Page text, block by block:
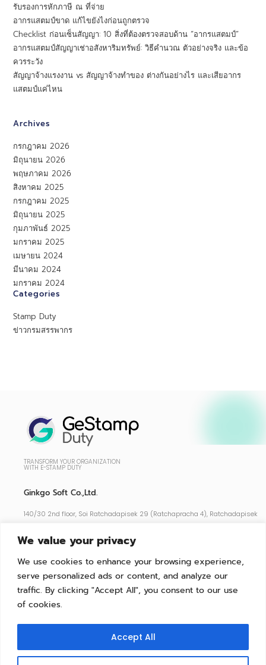
We value your privacy
We use cookies to enhance your browsing experience,
serve personalized ads or content, and analyze our
traffic. By clicking "Accept All", you consent to our use
of cookies.
Accept All
รับรองการหักภาษี ณ ที่จ่าย
อากรแสตมป์ขาด แก้ไขยังไงก่อนถูกตรวจ
Checklist ก่อนเซ็นสัญญา: 10 สิ่งที่ต้องตรวจสอบด้าน “อากรแสตมป์”
อากรแสตมป์สัญญาเช่าอสังหาริมทรัพย์: วิธีคำนวณ ตัวอย่างจริง และข้อ
ควรระวัง
สัญญาจ้างแรงงาน vs สัญญาจ้างทำของ ต่างกันอย่างไร และเสียอากร
แสตมป์แค่ไหน
Archives
กรกฎาคม 2026
มิถุนายน 2026
พฤษภาคม 2026
สิงหาคม 2025
กรกฎาคม 2025
มิถุนายน 2025
กุมภาพันธ์ 2025
มกราคม 2025
เมษายน 2024
มีนาคม 2024
มกราคม 2024
Categories
Stamp Duty
ข่าวกรมสรรพากร
TRANSFORM YOUR ORGANIZATION
WITH E-STAMP DUTY
Ginkgo Soft Co.,Ltd.
140/30 2nd floor, Soi Ratchadapisek 29 (Ratchapracha 4), Ratchadapisek
Support : 02-026-5255
Features
Contact
Terms and Conditions